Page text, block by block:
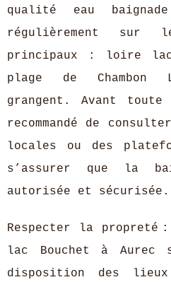
qualité eau
régulièrement sur
principaux : loire
plage de
grangent. Avant
recommandé de
locales ou des
s’assurer que la
autorisée et sécurisée.
Respecter la propreté
lac Bouchet à
disposition des lieux